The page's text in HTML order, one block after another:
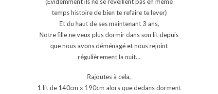
temps histoire de bien te refaire te lever)
Et du haut de ses maintenant 3 ans,
Notre fille ne veux plus dormir dans son lit depuis
que nous avons déménagé et nous rejoint
régulièrement la nuit…
Rajoutes à cela,
1 lit de 140cm x 190cm alors que dedans dorment